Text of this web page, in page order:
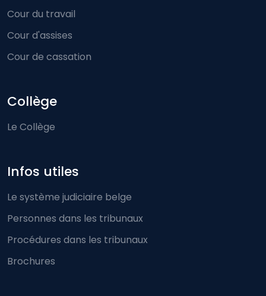
Cour du travail
Cour d'assises
Cour de cassation
Collège
Le Collège
Infos utiles
Le système judiciaire belge
Personnes dans les tribunaux
Procédures dans les tribunaux
Brochures